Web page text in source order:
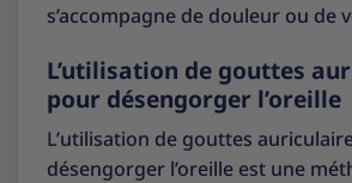
s’accompagne de douleur ou de
L’utilisation de gouttes
pour désengorger l’oreille
L’utilisation de gouttes
désengorger l’oreille est une